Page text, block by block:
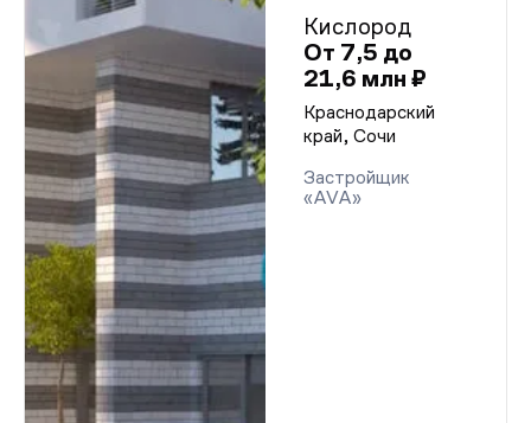
Кислород
От 7,5 до
21,6 млн ₽
Краснодарский
край, Сочи
Застройщик
«AVA»